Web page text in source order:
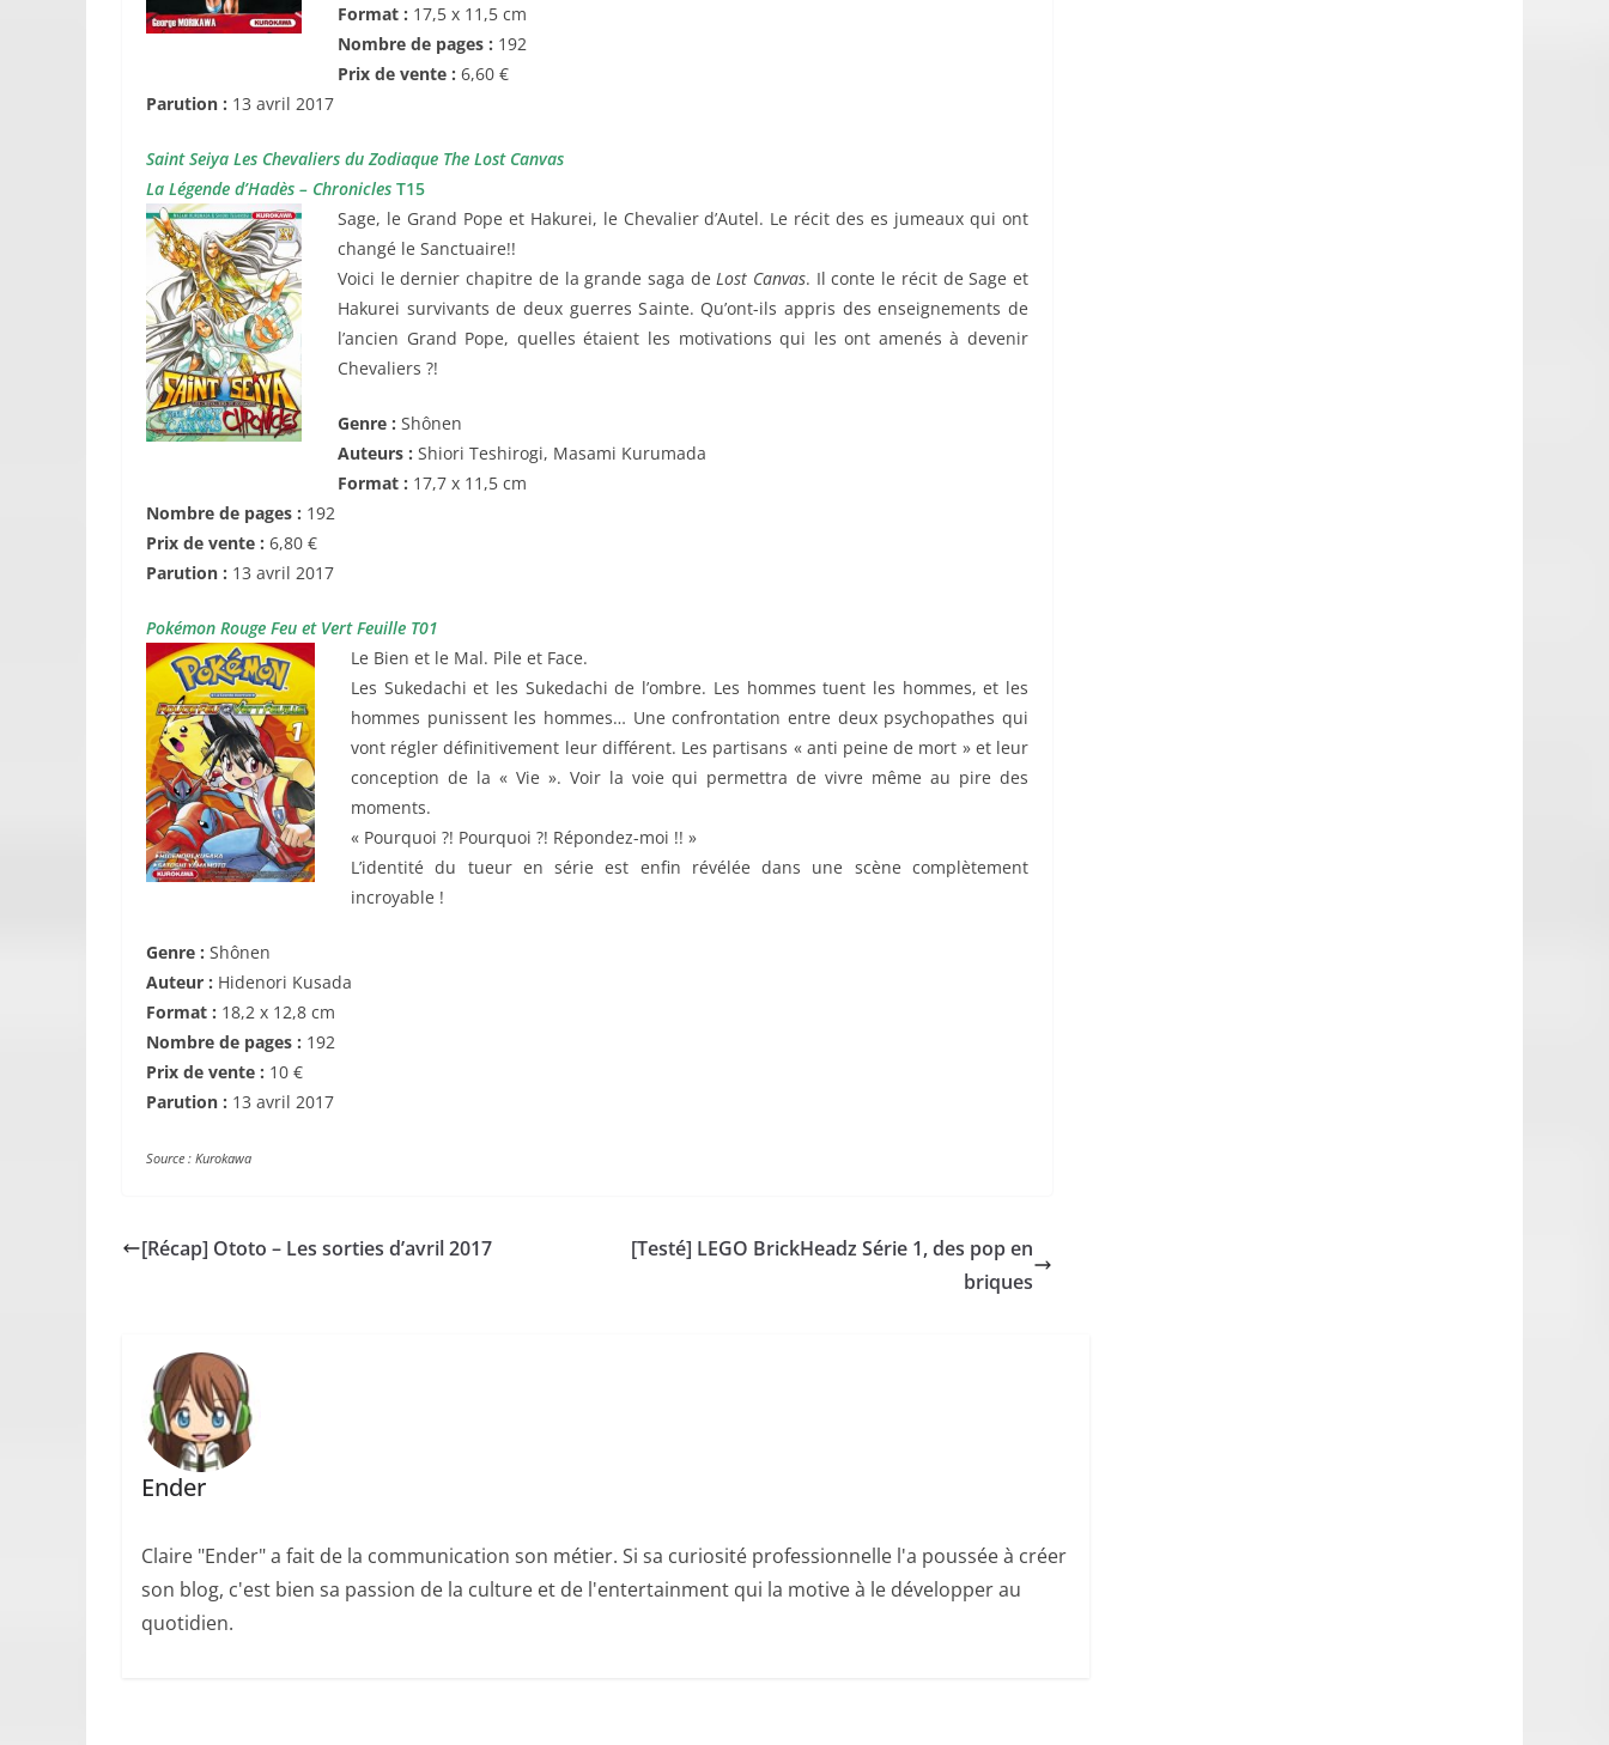
Format : 17,5 x 11,5 cm
Nombre de pages : 192
Prix de vente : 6,60 €
Parution : 13 avril 2017
Saint Seiya Les Chevaliers du Zodiaque The Lost Canvas
La Légende d’Hadès – Chronicles T15
Sage, le Grand Pope et Hakurei, le Chevalier d’Autel. Le récit des es jumeaux qui ont
changé le Sanctuaire!!
Voici le dernier chapitre de la grande saga de Lost Canvas. Il conte le récit de Sage et
Hakurei survivants de deux guerres Sainte. Qu’ont-ils appris des enseignements de
l’ancien Grand Pope, quelles étaient les motivations qui les ont amenés à devenir
Chevaliers ?!
Genre : Shônen
Auteurs : Shiori Teshirogi, Masami Kurumada
Format : 17,7 x 11,5 cm
Nombre de pages : 192
Prix de vente : 6,80 €
Parution : 13 avril 2017
Pokémon Rouge Feu et Vert Feuille T01
Le Bien et le Mal. Pile et Face.
Les Sukedachi et les Sukedachi de l’ombre. Les hommes tuent les hommes, et les
hommes punissent les hommes… Une confrontation entre deux psychopathes qui
vont régler définitivement leur différent. Les partisans « anti peine de mort » et leur
conception de la « Vie ». Voir la voie qui permettra de vivre même au pire des
moments.
« Pourquoi ?! Pourquoi ?! Répondez-moi !! »
L’identité du tueur en série est enfin révélée dans une scène complètement
incroyable !
Genre : Shônen
Auteur : Hidenori Kusada
Format : 18,2 x 12,8 cm
Nombre de pages : 192
Prix de vente : 10 €
Parution : 13 avril 2017
Source : Kurokawa
[Récap] Ototo – Les sorties d’avril 2017
[Testé] LEGO BrickHeadz Série 1, des pop en
briques
Ender
Claire "Ender" a fait de la communication son métier. Si sa curiosité professionnelle l'a poussée à créer
son blog, c'est bien sa passion de la culture et de l'entertainment qui la motive à le développer au
quotidien.